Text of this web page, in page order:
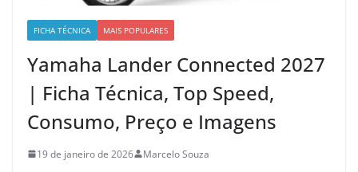
FICHA TÉCNICA MAIS POPULARES
Yamaha Lander Connected 2027
| Ficha Técnica, Top Speed,
Consumo, Preço e Imagens
19 de janeiro de 2026 Marcelo Souza